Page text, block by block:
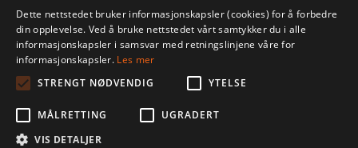
KONTO
Ordre
Kontodetaljer
Glemt passord
Dette nettstedet bruker informasjonskapsler (cookies) for å forbedre
din opplevelse. Ved å bruke nettstedet vårt samtykker du i alle
informasjonskapsler i samsvar med retningslinjene våre for
informasjonskapsler. Les mer
STRENGT NØDVENDIG
YTELSE
MÅLRETTING
UGRADERT
VIS DETALJER